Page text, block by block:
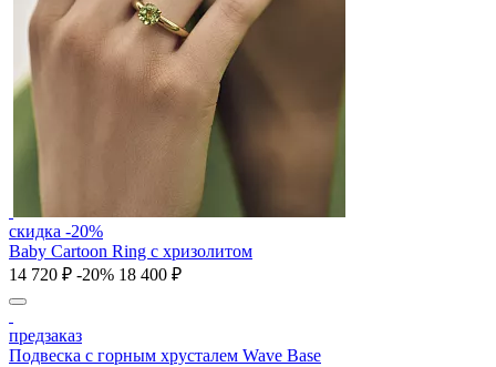
скидка -20%
Baby Cartoon Ring с хризолитом
14 720 ₽ -20% 18 400 ₽
предзаказ
Подвеска с горным хрусталем Wave Base